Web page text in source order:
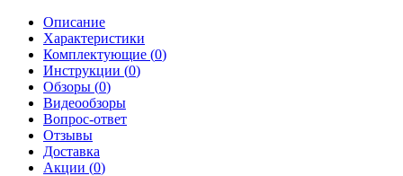
Описание
Характеристики
Комплектующие (0)
Инструкции (0)
Обзоры (0)
Видеообзоры
Вопрос-ответ
Отзывы
Доставка
Акции (0)